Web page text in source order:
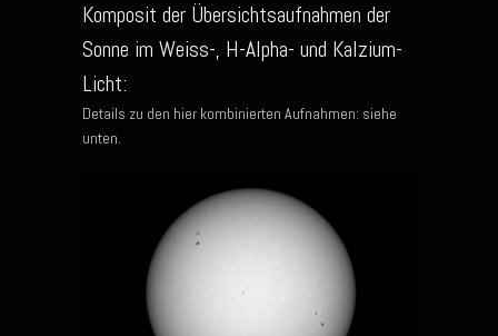
Komposit der Übersichtsaufnahmen der
Sonne im Weiss-, H-Alpha- und Kalzium-
Licht:
Details zu den hier kombinierten Aufnahmen: siehe
unten.